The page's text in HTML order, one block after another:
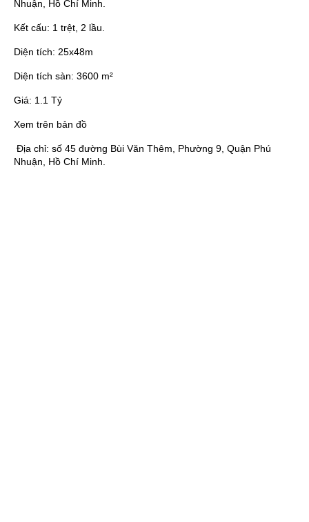
Nhuận, Hồ Chí Minh.
Kết cấu: 1 trệt, 2 lầu.
Diện tích: 25x48m
Diện tích sàn: 3600 m²
Giá: 1.1 Tỷ
Xem trên bản đồ
Địa chỉ: số 45 đường Bùi Văn Thêm, Phường 9, Quận Phú
Nhuận, Hồ Chí Minh.